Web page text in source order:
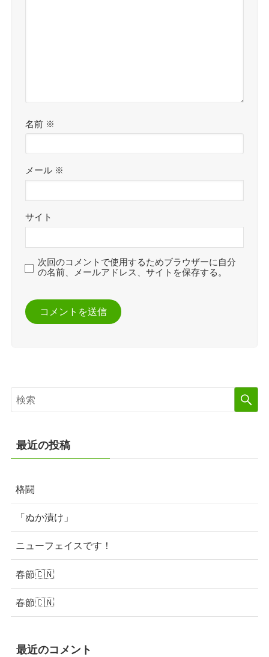
名前 ※
メール ※
サイト
次回のコメントで使用するためブラウザーに自分
の名前、メールアドレス、サイトを保存する。
最近の投稿
格闘
「ぬか漬け」
ニューフェイスです！
春節🇨🇳
春節🇨🇳
最近のコメント